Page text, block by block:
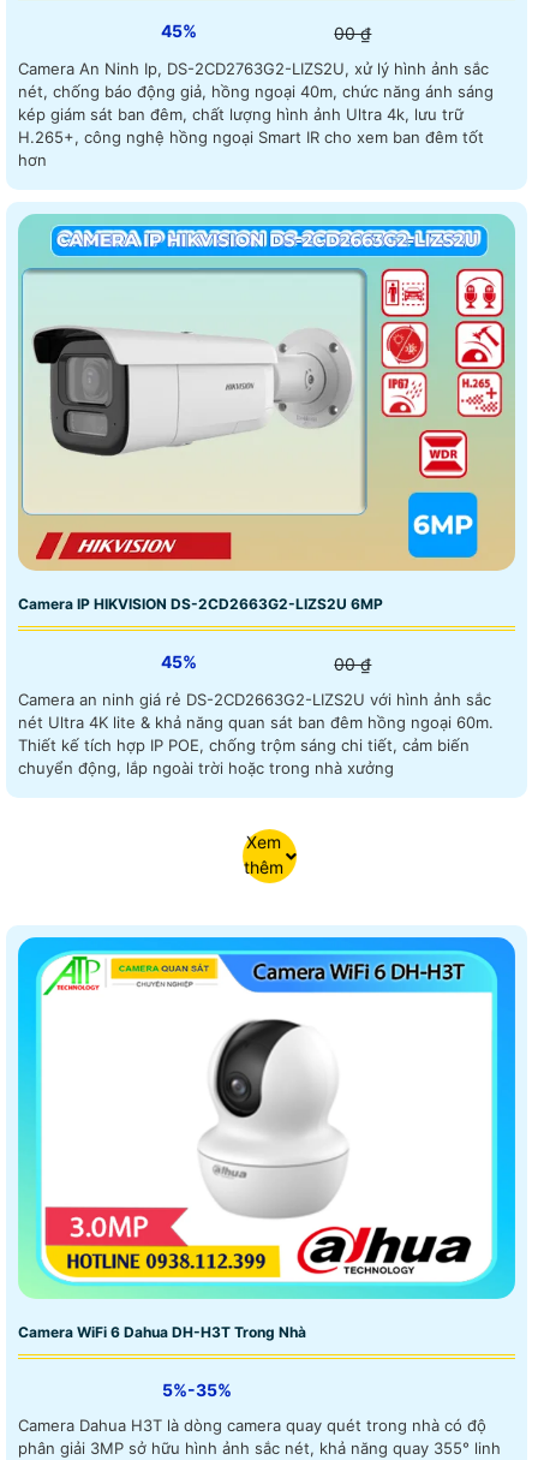
45% 00 ₫
Camera An Ninh Ip, DS-2CD2763G2-LIZS2U, xử lý hình ảnh sắc
nét, chống báo động giả, hồng ngoại 40m, chức năng ánh sáng
kép giám sát ban đêm, chất lượng hình ảnh Ultra 4k, lưu trữ
H.265+, công nghệ hồng ngoại Smart IR cho xem ban đêm tốt
hơn
Camera IP HIKVISION DS-2CD2663G2-LIZS2U 6MP
45% 00 ₫
Camera an ninh giá rẻ DS-2CD2663G2-LIZS2U với hình ảnh sắc
nét Ultra 4K lite & khả năng quan sát ban đêm hồng ngoại 60m.
Thiết kế tích hợp IP POE, chống trộm sáng chi tiết, cảm biến
chuyển động, lắp ngoài trời hoặc trong nhà xưởng
Xem
thêm
Camera WiFi 6 Dahua DH-H3T Trong Nhà
5%-35%
Camera Dahua H3T là dòng camera quay quét trong nhà có độ
phân giải 3MP sở hữu hình ảnh sắc nét, khả năng quay 355° linh